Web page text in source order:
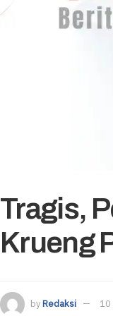
Tragis,
Krueng
byRedaksi 10